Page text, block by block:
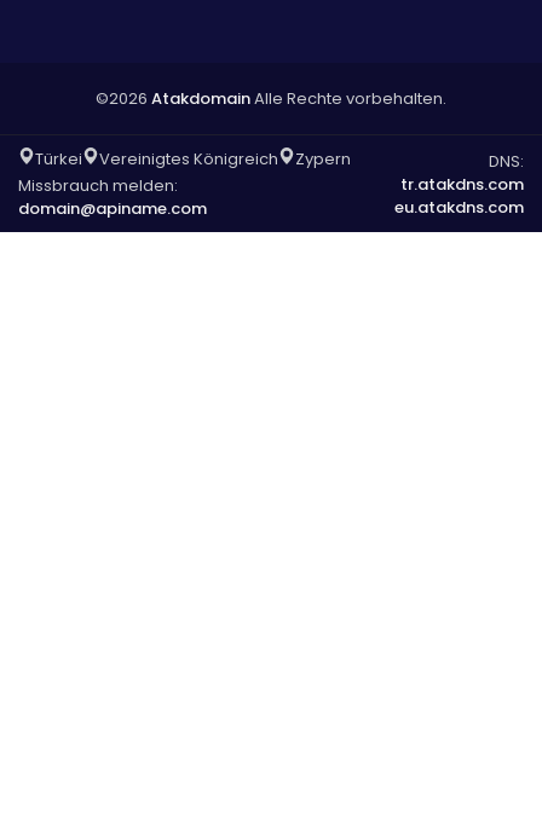
©2026 AtakdomainAlle Rechte vorbehalten.
Türkei Vereinigtes Königreich
Zypern
Missbrauch melden:
domain@apiname.com
DNS:
tr.atakdns.com
eu.atakdns.com